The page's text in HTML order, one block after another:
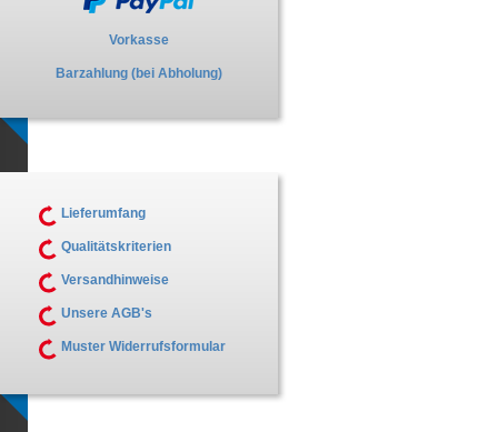
Vorkasse
Barzahlung (bei Abholung)
Lieferumfang
Qualitätskriterien
Versandhinweise
Unsere AGB's
Muster Widerrufsformular